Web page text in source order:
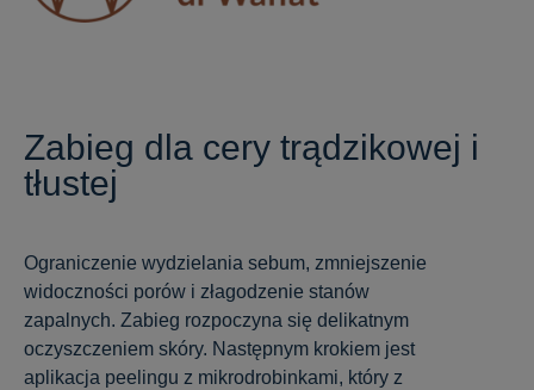
Zabieg dla cery trądzikowej i
tłustej
Ograniczenie wydzielania sebum, zmniejszenie
widoczności porów i złagodzenie stanów
zapalnych. Zabieg rozpoczyna się delikatnym
oczyszczeniem skóry. Następnym krokiem jest
aplikacja peelingu z mikrodrobinkami, który z